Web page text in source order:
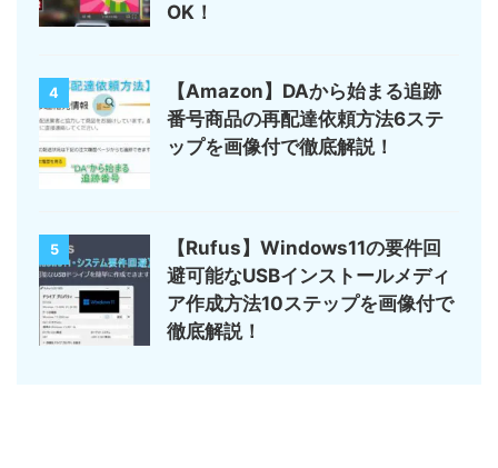
OK！
4
【Amazon】DAから始まる追跡
番号商品の再配達依頼方法6ステ
ップを画像付で徹底解説！
5
【Rufus】Windows11の要件回
避可能なUSBインストールメディ
ア作成方法10ステップを画像付で
徹底解説！